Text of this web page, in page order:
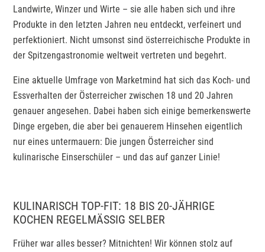
Landwirte, Winzer und Wirte – sie alle haben sich und ihre
Produkte in den letzten Jahren neu entdeckt, verfeinert und
perfektioniert. Nicht umsonst sind österreichische Produkte in
der Spitzengastronomie weltweit vertreten und begehrt.
Eine aktuelle Umfrage von Marketmind hat sich das Koch- und
Essverhalten der Österreicher zwischen 18 und 20 Jahren
genauer angesehen. Dabei haben sich einige bemerkenswerte
Dinge ergeben, die aber bei genauerem Hinsehen eigentlich
nur eines untermauern: Die jungen Österreicher sind
kulinarische Einserschüler – und das auf ganzer Linie!
KULINARISCH TOP-FIT: 18 BIS 20-JÄHRIGE
KOCHEN REGELMÄSSIG SELBER
Früher war alles besser? Mitnichten! Wir können stolz auf